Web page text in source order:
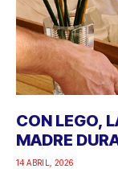
CON LEGO,
MADRE
14 ABRIL, 2026